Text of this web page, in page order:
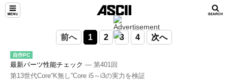
前へ 1 2 3 4 次へ
自作PC
最新パーツ性能チェック ― 第401回
第13世代Core“K無し”Core i5～i3の実力を検証